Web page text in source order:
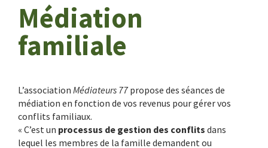
Médiation
familiale
L’association Médiateurs 77propose des séances de
médiation en fonction de vos revenus pour gérer vos
conflits familiaux.
« C’est un processus de gestion des conflits dans
lequel les membres de la famille demandent ou